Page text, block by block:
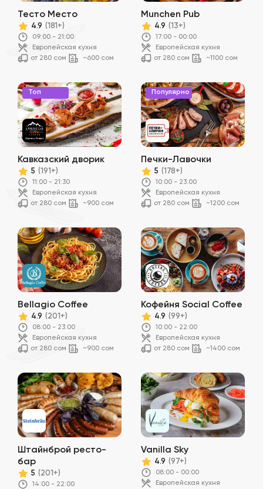
Тесто Место
4.9 (181+)
09:00 - 21:00
Европейская кухня
от 280 сом
~600 сом
Munchen Pub
4.9 (13+)
17:00 - 00:00
Европейская кухня
от 280 сом
~1100 сом
Топ
Кавказский дворик
5 (191+)
11:00 - 21:30
Европейская кухня
от 280 сом
~900 сом
Популярно
Печки-Лавочки
5 (178+)
10:00 - 23:00
Европейская кухня
от 280 сом
~1200 сом
Bellagio Coffee
4.9 (201+)
08:00 - 23:00
Европейская кухня
от 280 сом
~900 сом
Кофейня Social Coffee
4.9 (99+)
10:00 - 22:00
Европейская кухня
от 280 сом
~1400 сом
Штайнброй ресто-
бар
5 (201+)
14:00 - 22:00
Vanilla Sky
4.9 (97+)
08:00 - 00:00
Европейская кухня